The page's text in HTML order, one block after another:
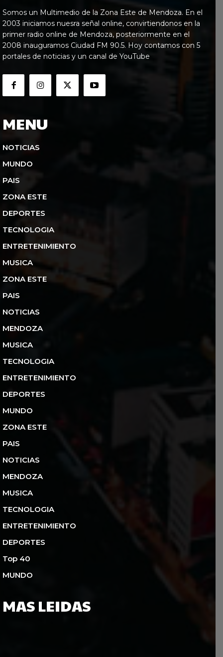
Somos un Multimedio de la Zona Este de Mendoza. En el
2003 iniciamos nuesra señal online, convirtiendonos en la
primer radio online de Mendoza, posteriormente en el
2008 inauguramos Ciudad FM 90.5. Hoy contamos con 5
portales de noticias y un canal de YouTube
MENU
NOTICIAS
MUNDO
PAIS
ZONA ESTE
DEPORTES
TECNOLOGIA
ENTRETENIMIENTO
MUSICA
ZONA ESTE
PAIS
NOTICIAS
MENDOZA
MUSICA
TECNOLOGIA
ENTRETENIMIENTO
DEPORTES
MUNDO
ZONA ESTE
PAIS
NOTICIAS
MENDOZA
MUSICA
TECNOLOGIA
ENTRETENIMIENTO
DEPORTES
Top 40
MUNDO
MAS LEIDAS